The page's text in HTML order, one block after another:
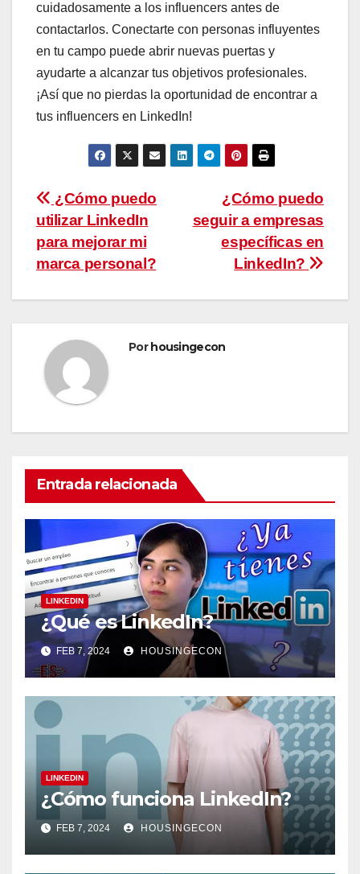
cuidadosamente a los influencers antes de
contactarlos. Conectarte con personas influyentes
en tu campo puede abrir nuevas puertas y
ayudarte a alcanzar tus objetivos profesionales.
¡Así que no pierdas la oportunidad de encontrar a
tus influencers en LinkedIn!
Navegación
de
entradas
¿Cómo puedo
seguir a empresas
específicas en
LinkedIn?
¿Cómo puedo
utilizar LinkedIn
para mejorar mi
marca personal?
Porhousingecon
Entrada relacionada
LINKEDIN
¿Qué es LinkedIn?
FEB 7, 2024 HOUSINGECON
LINKEDIN
¿Cómo funciona LinkedIn?
FEB 7, 2024 HOUSINGECON